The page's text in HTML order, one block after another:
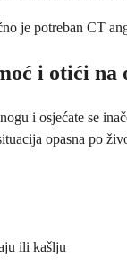
je potreban CT
i otići na
i osjećate se
opasna po
ili kašlju